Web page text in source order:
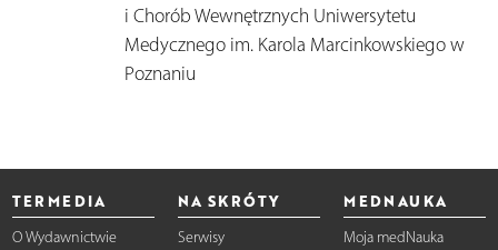
i Chorób Wewnętrznych Uniwersytetu
Medycznego im. Karola Marcinkowskiego w
Poznaniu
TERMEDIA
O Wydawnictwie
NA SKRÓTY
Serwisy
MEDNAUKA
Moja medNauka